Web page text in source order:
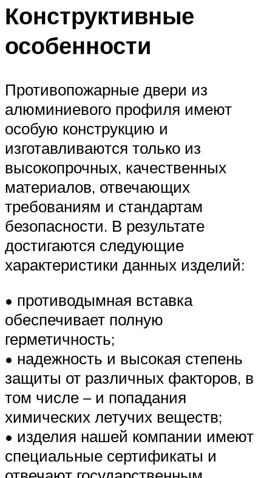
Конструктивные
особенности
Противопожарные двери из
алюминиевого профиля имеют
особую конструкцию и
изготавливаются только из
высокопрочных, качественных
материалов, отвечающих
требованиям и стандартам
безопасности. В результате
достигаются следующие
характеристики данных изделий:
• противодымная вставка
обеспечивает полную
герметичность;
• надежность и высокая степень
защиты от различных факторов, в
том числе – и попадания
химических летучих веществ;
• изделия нашей компании имеют
специальные сертификаты и